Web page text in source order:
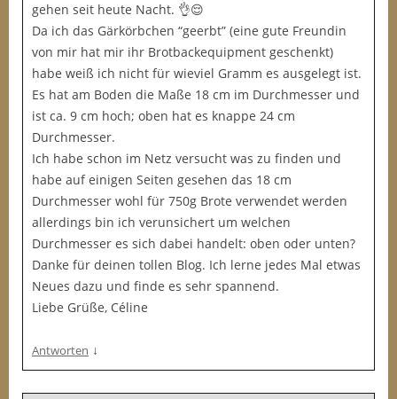
gehen seit heute Nacht. 👌😌
Da ich das Gärkörbchen “geerbt” (eine gute Freundin
von mir hat mir ihr Brotbackequipment geschenkt)
habe weiß ich nicht für wieviel Gramm es ausgelegt ist.
Es hat am Boden die Maße 18 cm im Durchmesser und
ist ca. 9 cm hoch; oben hat es knappe 24 cm
Durchmesser.
Ich habe schon im Netz versucht was zu finden und
habe auf einigen Seiten gesehen das 18 cm
Durchmesser wohl für 750g Brote verwendet werden
allerdings bin ich verunsichert um welchen
Durchmesser es sich dabei handelt: oben oder unten?
Danke für deinen tollen Blog. Ich lerne jedes Mal etwas
Neues dazu und finde es sehr spannend.
Liebe Grüße, Céline
Antworten ↓